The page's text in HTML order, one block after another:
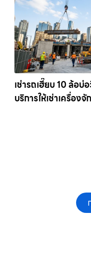
เช่ารถเฮี๊ยบ 10 ล้อ
บริการให้เช่าเครื่อง